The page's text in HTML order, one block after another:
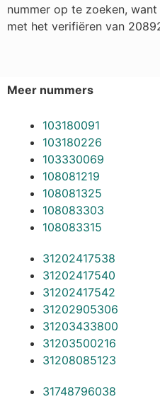
nummer op te zoeken,
met het verifiëren van
Meer nummers
103180091
103180226
103330069
108081219
108081325
108083303
108083315
31202417538
31202417540
31202417542
31202905306
31203433800
31203500216
31208085123
31748796038